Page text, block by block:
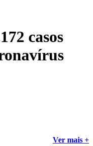
casos
Ver mais +